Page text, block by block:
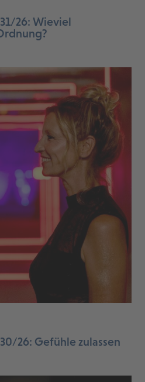
26: Wieviel
26: Gefühle zulassen